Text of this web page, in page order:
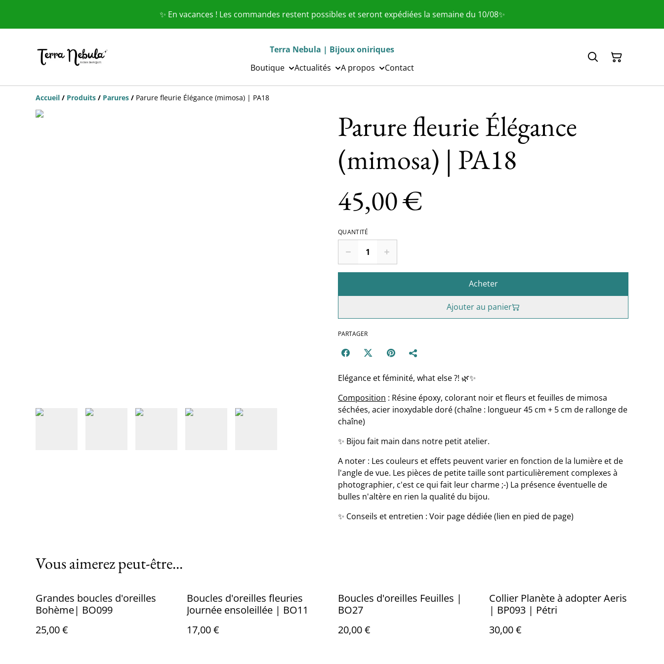
✨ En vacances ! Les commandes restent possibles et seront expédiées la semaine du 10/08✨
Terra Nebula | Bijoux oniriques
Boutique
Actualités A propos Contact
Accueil / Produits / Parures / Parure fleurie Élégance (mimosa) | PA18
Parure fleurie Élégance
(mimosa) | PA18
45,00 €
QUANTITÉ
Acheter
Ajouter au panier
PARTAGER
Elégance et féminité, what else ?! 🌿✨
Composition : Résine époxy, colorant noir et fleurs et feuilles de mimosa
séchées, acier inoxydable doré (chaîne : longueur 45 cm + 5 cm de rallonge de
chaîne)
✨ Bijou fait main dans notre petit atelier.
A noter : Les couleurs et effets peuvent varier en fonction de la lumière et de
l'angle de vue. Les pièces de petite taille sont particulièrement complexes à
photographier, c'est ce qui fait leur charme ;-) La présence éventuelle de
bulles n'altère en rien la qualité du bijou.
✨ Conseils et entretien : Voir page dédiée (lien en pied de page)
Vous aimerez peut-être...
Grandes boucles d'oreilles
Bohème| BO099
25,00 €
Boucles d'oreilles fleuries
Journée ensoleillée | BO11
17,00 €
Boucles d'oreilles Feuilles |
BO27
20,00 €
Collier Planète à adopter Aeris
| BP093 | Pétri
30,00 €